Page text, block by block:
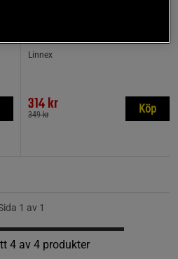
Linnex
314 kr
349 kr Köp
1 av 1
4 av 4 produkter